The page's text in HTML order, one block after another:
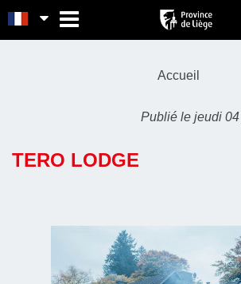
Accueil
Publié le jeudi
TERO LODGE